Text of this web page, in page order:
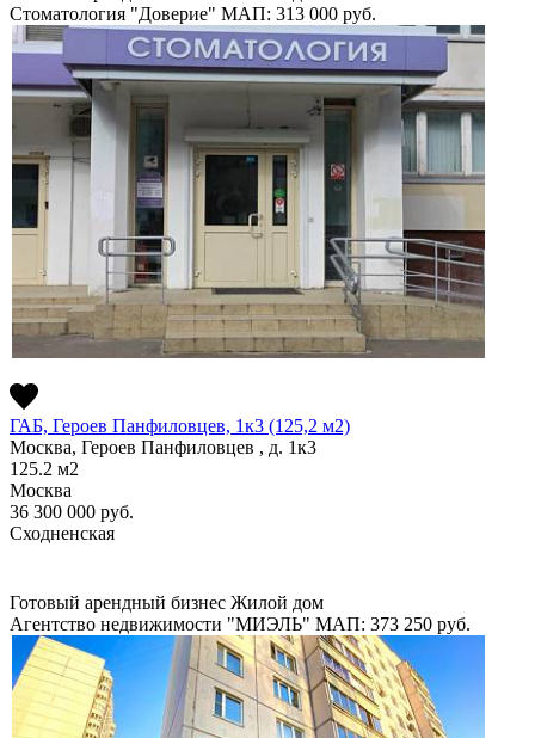
Стоматология "Доверие" МАП: 313 000 руб.
ГАБ, Героев Панфиловцев, 1к3 (125,2 м2)
Москва, Героев Панфиловцев , д. 1к3
125.2 м2
Москва
36 300 000 руб.
Сходненская
Готовый арендный бизнес Жилой дом
Агентство недвижимости "МИЭЛЬ" МАП: 373 250 руб.